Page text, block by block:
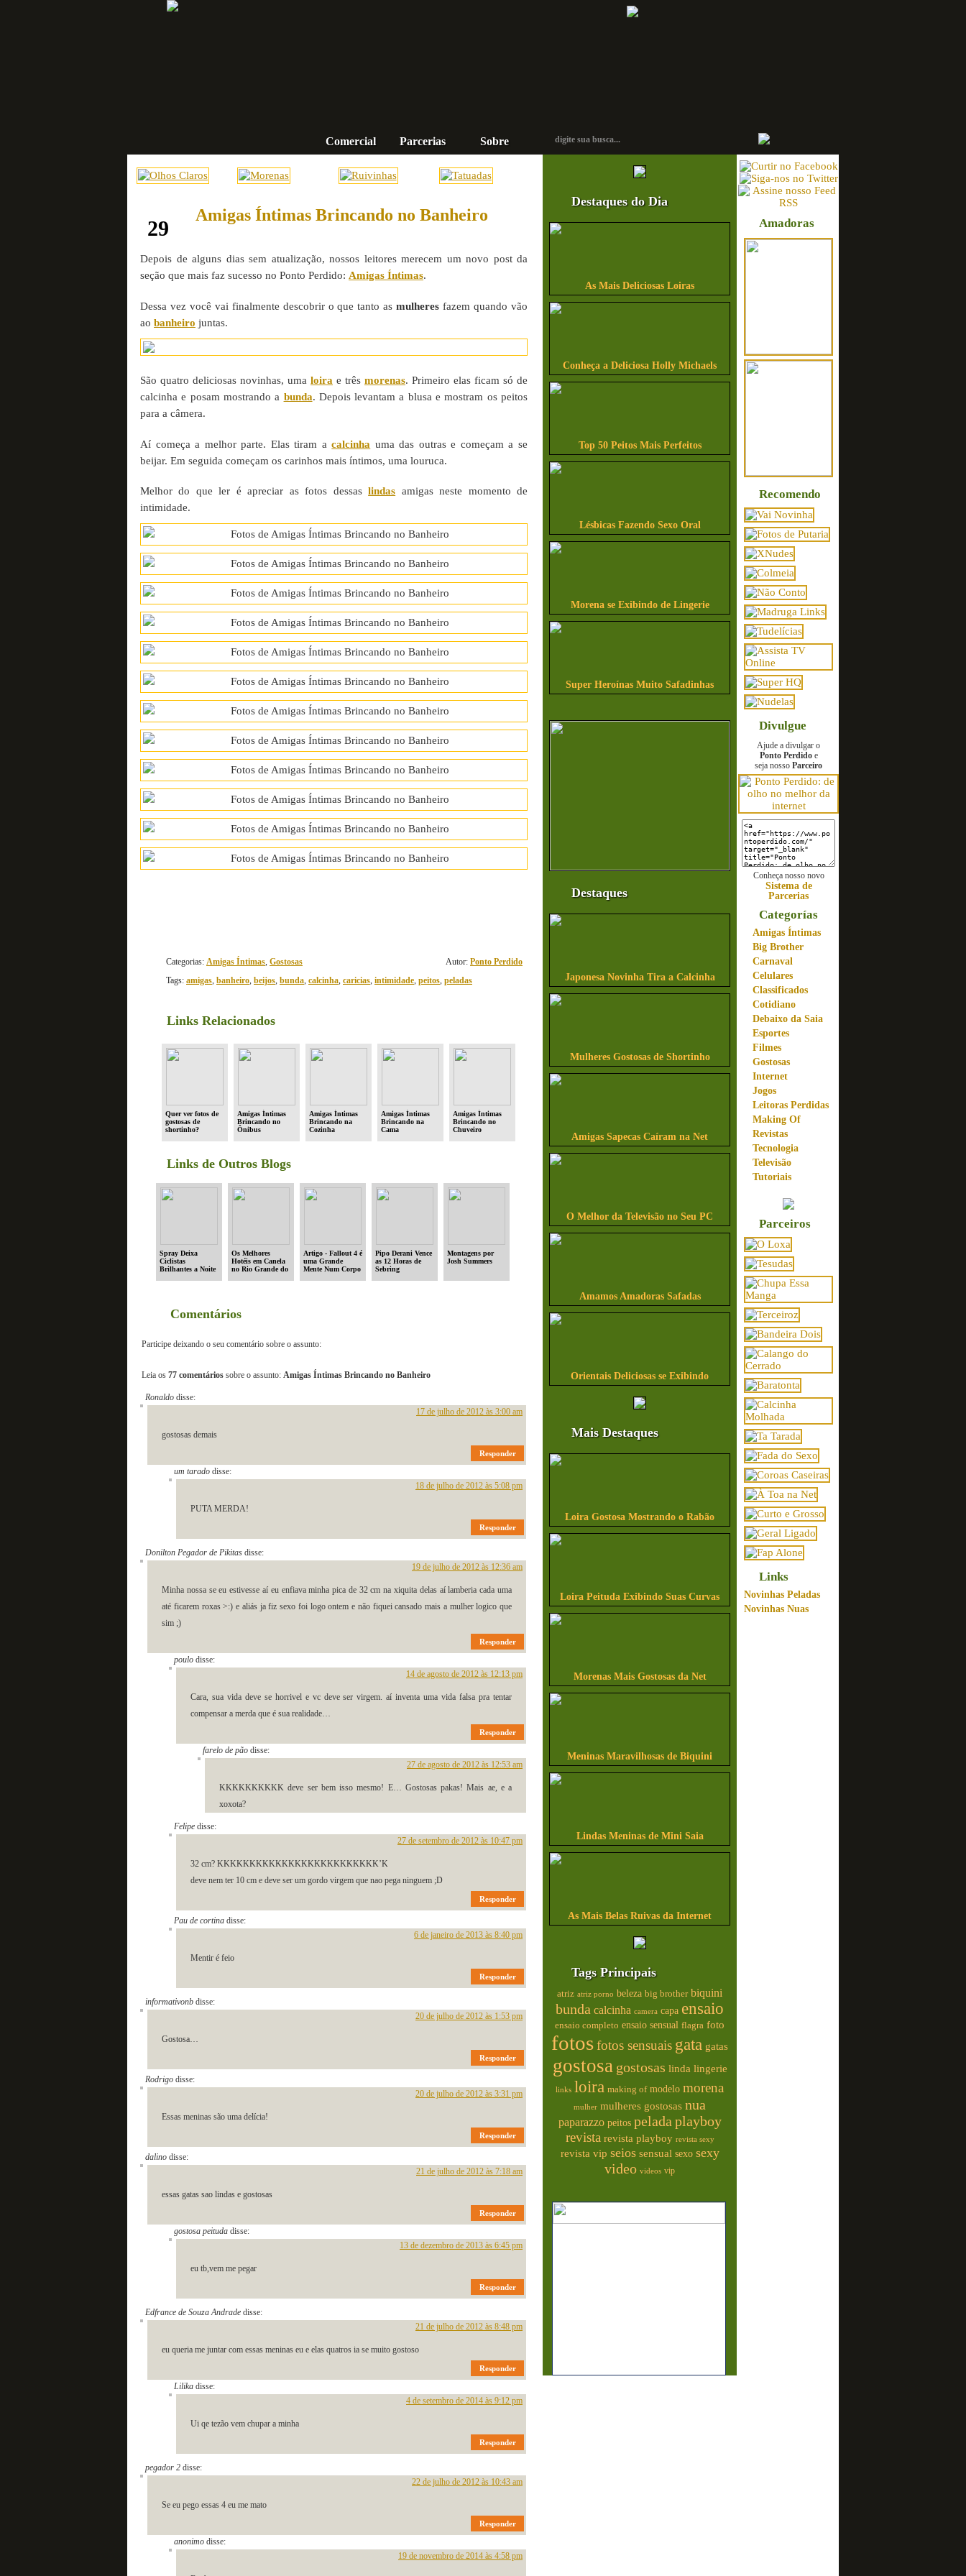
Sobre
Parcerias
Comercial
29
Amigas Íntimas Brincando no Banheiro
Depois de alguns dias sem atualização, nossos leitores merecem um novo post da
seção que mais faz sucesso no Ponto Perdido: Amigas Íntimas.
Dessa vez você vai finalmente descobrir o que tanto asmulheres fazem quando vão
ao banheiro juntas.
São quatro deliciosas novinhas, uma loira e três morenas. Primeiro elas ficam só de
calcinha e posam mostrando a bunda. Depois levantam a blusa e mostram os peitos
para a câmera.
Aí começa a melhor parte. Elas tiram acalcinha uma das outras e começam a se
beijar. Em seguida começam os carinhos mais íntimos, uma louruca.
Melhor do que ler é apreciar as fotos dessaslindas amigas neste momento de
intimidade.
Categorias: Amigas Íntimas, Gostosas Autor: Ponto Perdido
Tags: amigas, banheiro, beijos, bunda, calcinha, caricias, intimidade, peitos, peladas
Links Relacionados
Quer ver fotos de
gostosas de
shortinho?
Amigas Íntimas
Brincando no
Ônibus
Amigas Íntimas
Brincando na
Cozinha
Amigas Íntimas
Brincando na
Cama
Amigas Íntimas
Brincando no
Chuveiro
Links de Outros Blogs
Spray Deixa
Ciclistas
Brilhantes a Noite
Os Melhores
Hotéis em Canela
no Rio Grande do
Artigo - Fallout 4 é
uma Grande
Mente Num Corpo
Pipo Derani Vence
as 12 Horas de
Sebring
Montagens por
Josh Summers
Comentários
Participe deixando o seu comentário sobre o assunto:
Leia os 77 comentários sobre o assunto: Amigas Íntimas Brincando no Banheiro
Ronaldo disse:
17 de julho de 2012 às 3:00 am
gostosas demais
Responder
um tarado disse:
18 de julho de 2012 às 5:08 pm
PUTA MERDA!
Responder
Donilton Pegador de Pikitas disse:
19 de julho de 2012 às 12:36 am
Minha nossa se eu estivesse aí eu enfiava minha pica de 32 cm na xiquita delas aí lamberia cada uma
até ficarem roxas >:) e aliás ja fiz sexo foi logo ontem e não fiquei cansado mais a mulher logico que
sim ;)
Responder
poulo disse:
14 de agosto de 2012 às 12:13 pm
Cara, sua vida deve se horrivel e vc deve ser virgem. aí inventa uma vida falsa pra tentar
compensar a merda que é sua realidade…
Responder
farelo de pão disse:
27 de agosto de 2012 às 12:53 am
KKKKKKKKKK deve ser bem isso mesmo! E… Gostosas pakas! Mais ae, e a
xoxota?
Felipe disse:
27 de setembro de 2012 às 10:47 pm
32 cm? KKKKKKKKKKKKKKKKKKKKKKKKK’K
deve nem ter 10 cm e deve ser um gordo virgem que nao pega ninguem ;D
Responder
Pau de cortina disse:
6 de janeiro de 2013 às 8:40 pm
Mentir é feio
Responder
informativonb disse:
20 de julho de 2012 às 1:53 pm
Gostosa…
Responder
Rodrigo disse:
20 de julho de 2012 às 3:31 pm
Essas meninas são uma delícia!
Responder
dalino disse:
21 de julho de 2012 às 7:18 am
essas gatas sao lindas e gostosas
Responder
gostosa peituda disse:
13 de dezembro de 2013 às 6:45 pm
eu tb,vem me pegar
Responder
Edfrance de Souza Andrade disse:
21 de julho de 2012 às 8:48 pm
eu queria me juntar com essas meninas eu e elas quatros ia se muito gostoso
Responder
Lilika disse:
4 de setembro de 2014 às 9:12 pm
Ui qe tezão vem chupar a minha
Responder
pegador 2 disse:
22 de julho de 2012 às 10:43 am
Se eu pego essas 4 eu me mato
Responder
anonimo disse:
19 de novembro de 2014 às 4:58 pm
Destaques do Dia
As Mais Deliciosas Loiras
Conheça a Deliciosa Holly Michaels
Top 50 Peitos Mais Perfeitos
Lésbicas Fazendo Sexo Oral
Morena se Exibindo de Lingerie
Super Heroínas Muito Safadinhas
Destaques
Japonesa Novinha Tira a Calcinha
Mulheres Gostosas de Shortinho
Amigas Sapecas Caíram na Net
O Melhor da Televisão no Seu PC
Amamos Amadoras Safadas
Orientais Deliciosas se Exibindo
Mais Destaques
Loira Gostosa Mostrando o Rabão
Loira Peituda Exibindo Suas Curvas
Morenas Mais Gostosas da Net
Meninas Maravilhosas de Biquini
Lindas Meninas de Mini Saia
As Mais Belas Ruivas da Internet
Tags Principais
atriz atriz porno beleza big brother biquini
bunda calcinha camera capa ensaio
ensaio completo ensaio sensual flagra foto
fotosfotos sensuais gata gatas
gostosa gostosas linda lingerie
links loira making of modelo morena
mulher mulheres gostosas nua
paparazzo peitos pelada playboy
revista revista playboy revista sexy
revista vip seios sensual sexo sexy
video videos vip
Amadoras
Recomendo
Divulgue
Ajude a divulgar o
Ponto Perdidoe
seja nosso Parceiro
Conheça nosso novo
Sistema de
Parcerias
Categorías
Amigas Íntimas
Big Brother
Carnaval
Celulares
Classificados
Cotidiano
Debaixo da Saia
Esportes
Filmes
Gostosas
Internet
Jogos
Leitoras Perdidas
Making Of
Revistas
Tecnologia
Televisão
Tutoriais
Parceiros
Links
Novinhas Peladas
Novinhas Nuas